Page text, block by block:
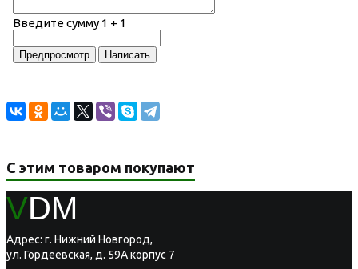
Введите сумму 1 + 1
С этим товаром покупают
VDM
Адрес: г. Нижний Новгород,
ул. Гордеевская, д. 59А корпус 7